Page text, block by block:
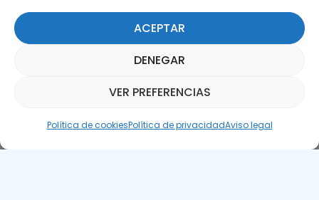
ACEPTAR
DENEGAR
VER PREFERENCIAS
Política de cookiesPolítica de privacidadAviso legal